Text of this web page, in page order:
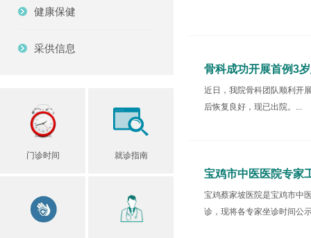
健康保健
采供信息
门诊时间 就诊指南
骨科成功开展首例3
近日，我院骨科团队顺利开
后恢复良好，现已出院。...
宝鸡市中医医院专家
宝鸡蔡家坡医院是宝鸡市中
诊，现将各专家坐诊时间公